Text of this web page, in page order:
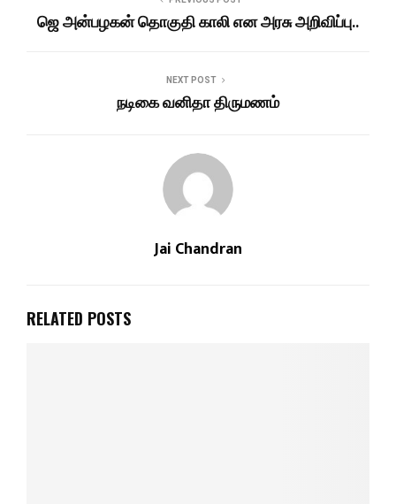
ஜெ அன்பழகன் தொகுதி காலி என அரசு அறிவிப்பு..
NEXT POST
நடிகை வனிதா திருமணம்
Jai Chandran
RELATED POSTS